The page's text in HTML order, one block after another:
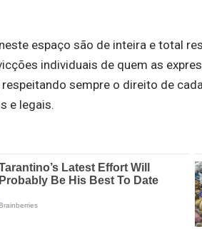
espaço são de inteira e total
individuais de quem as
respeitando sempre o direito de
e legais.